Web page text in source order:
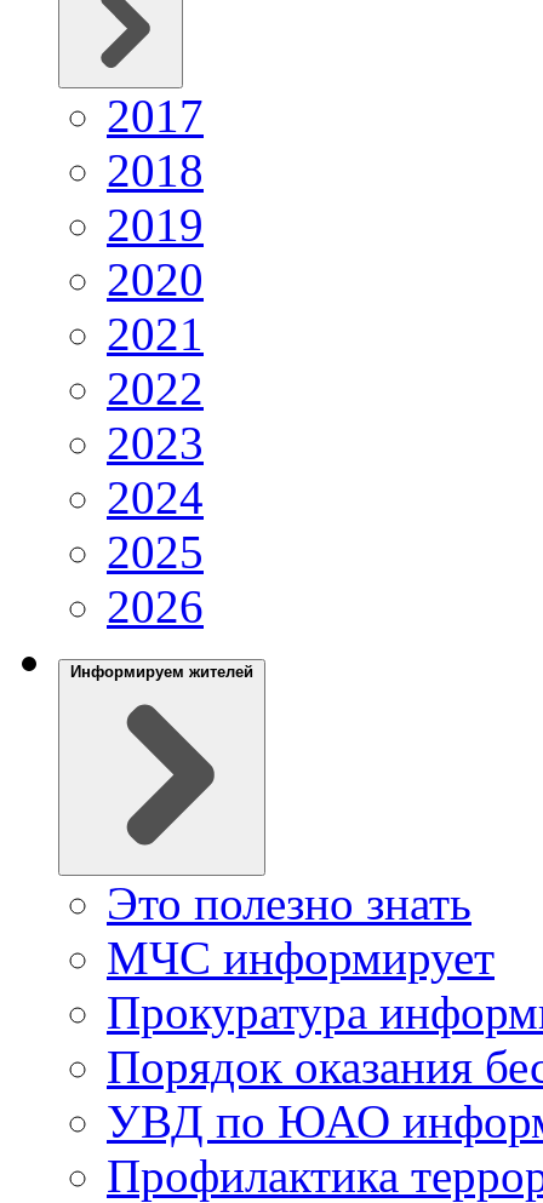
2017
2018
2019
2020
2021
2022
2023
2024
2025
2026
Информируем жителей
Это полезно знать
МЧС информирует
Прокуратура
Порядок оказания
УВД по ЮАО
Профилактика